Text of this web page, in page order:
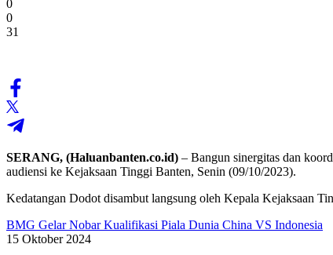
0
0
31
SERANG, (Haluanbanten.co.id) – Bangun sinergitas dan
audiensi ke Kejaksaan Tinggi Banten, Senin (09/10/2023).
Kedatangan Dodot disambut langsung oleh Kepala Kejaksaan
BMG Gelar Nobar Kualifikasi Piala Dunia China VS Indonesia
15 Oktober 2024